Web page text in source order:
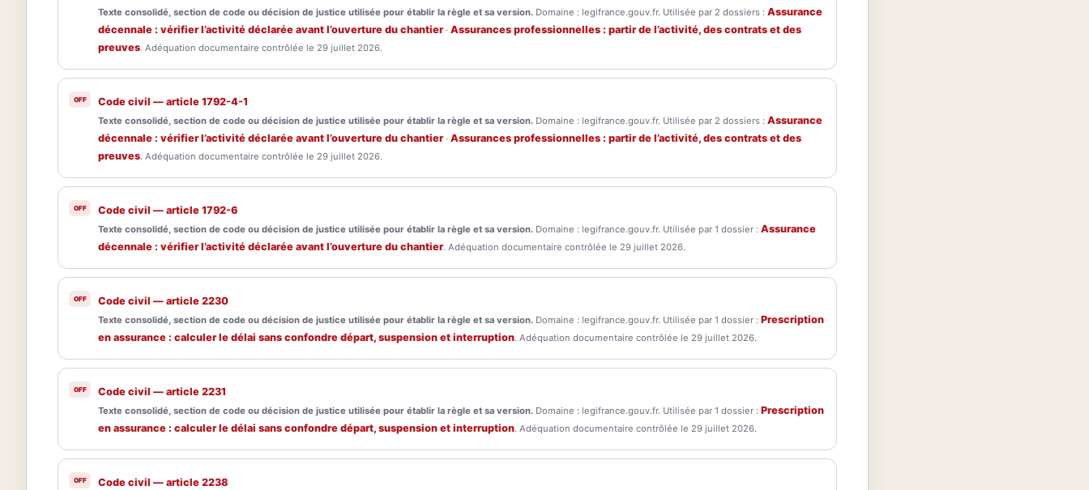
Texte consolidé, section de code ou décision de justice utilisée pour établir la règle et sa version. Domaine : legifrance.gouv.fr. Utilisée par 2 dossiers : Assurance
décennale : vérifier l’activité déclarée avant l’ouverture du chantier· Assurances professionnelles : partir de l’activité, des contrats et des
preuves. Adéquation documentaire contrôlée le 29 juillet 2026.
Code civil — article 1792-4-1
Texte consolidé, section de code ou décision de justice utilisée pour établir la règle et sa version. Domaine : legifrance.gouv.fr. Utilisée par 2 dossiers : Assurance
décennale : vérifier l’activité déclarée avant l’ouverture du chantier· Assurances professionnelles : partir de l’activité, des contrats et des
preuves. Adéquation documentaire contrôlée le 29 juillet 2026.
Code civil — article 1792-6
Texte consolidé, section de code ou décision de justice utilisée pour établir la règle et sa version. Domaine : legifrance.gouv.fr. Utilisée par 1 dossier : Assurance
décennale : vérifier l’activité déclarée avant l’ouverture du chantier. Adéquation documentaire contrôlée le 29 juillet 2026.
Code civil — article 2230
Texte consolidé, section de code ou décision de justice utilisée pour établir la règle et sa version. Domaine : legifrance.gouv.fr. Utilisée par 1 dossier : Prescription
en assurance : calculer le délai sans confondre départ, suspension et interruption. Adéquation documentaire contrôlée le 29 juillet 2026.
Code civil — article 2231
Texte consolidé, section de code ou décision de justice utilisée pour établir la règle et sa version. Domaine : legifrance.gouv.fr. Utilisée par 1 dossier : Prescription
en assurance : calculer le délai sans confondre départ, suspension et interruption. Adéquation documentaire contrôlée le 29 juillet 2026.
Code civil — article 2238